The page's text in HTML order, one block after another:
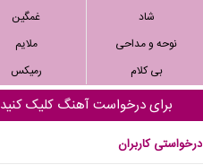
شاد
غمگین
نوحه و مداحی
ملایم
بی کلام
رمیکس
برای درخواست آهنگ کلیک کنید
درخواستی کاربران